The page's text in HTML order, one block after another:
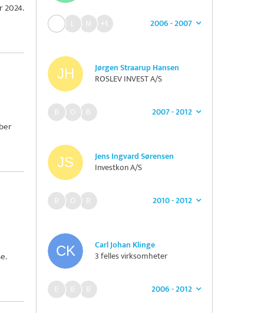
2006 - 2007
+1
Jørgen Straarup Hansen
ROSLEV INVEST A/S
2007 - 2012
Jens Ingvard Sørensen
Investkon A/S
2010 - 2012
Carl Johan Klinge
3 felles virksomheter
2006 - 2012
2024.